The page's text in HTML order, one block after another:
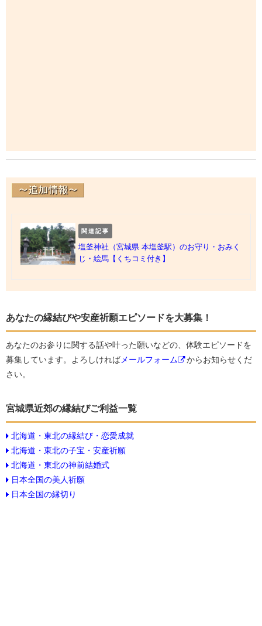
関連記事
塩釜神社（宮城県 本塩釜駅）のお守り・おみく
じ・絵馬【くちコミ付き】
あなたの縁結びや安産祈願エピソードを大募集！
あなたのお参りに関する話や叶った願いなどの、体験エピソードを
募集しています。よろしければ メールフォーム
からお知らせくだ
さい。
宮城県近郊の縁結びご利益一覧
北海道・東北の縁結び・恋愛成就
北海道・東北の子宝・安産祈願
北海道・東北の神前結婚式
日本全国の美人祈願
日本全国の縁切り